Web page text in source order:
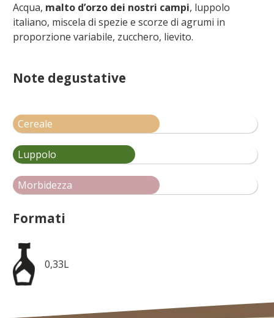
Acqua, malto d’orzo dei nostri campi, luppolo
italiano, miscela di spezie e scorze di agrumi in
proporzione variabile, zucchero, lievito.
Note degustative
Cereale
Luppolo
Morbidezza
Formati
0,33L